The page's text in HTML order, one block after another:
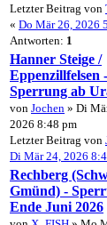
Letzter Beitrag von
« Do Mär 26, 2026
Antworten: 1
Hanner Steige /
Eppenzillfelsen -
Sperrung ab
von Jochen » Di
2026 8:48 pm
Letzter Beitrag von
Di Mär 24, 2026
Rechberg
Gmünd) -
Ende Juni 2026